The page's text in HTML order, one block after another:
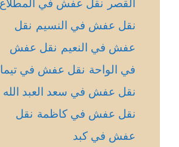
القصر
نقل عفش في المطلاع
نقل عفش في النسيم نقل
عفش في النعيم نقل عفش
في الواحة نقل عفش في
نقل عفش في سعد العبد الله
نقل عفش في كاظمة نقل
عفش في كبد